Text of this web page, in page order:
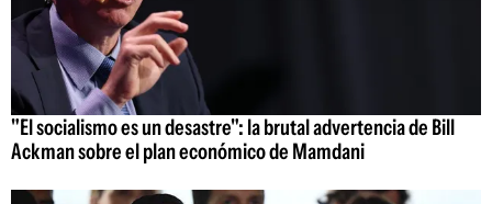
"El socialismo es un desastre": la brutal advertencia de Bill
Ackman sobre el plan económico de Mamdani